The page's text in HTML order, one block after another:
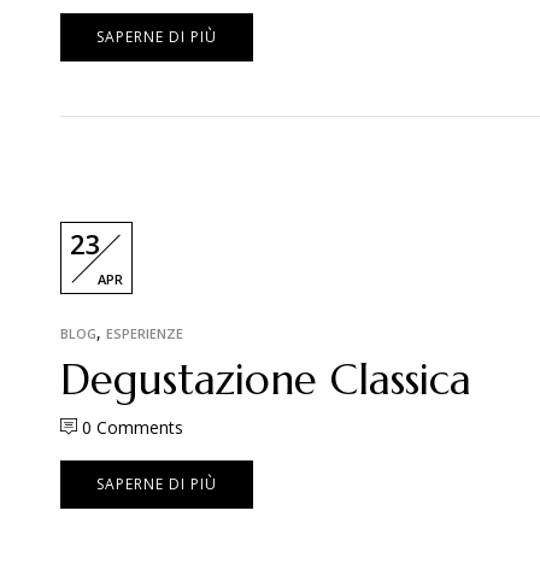
SAPERNE DI PIÙ
23
APR
BLOG, ESPERIENZE
Degustazione Classica
0 Comments
SAPERNE DI PIÙ